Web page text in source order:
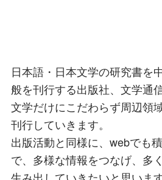
日本語・日本文学の研究書を
般を刊行する出版社、文学通
文学だけにこだわらず周辺領
刊行していきます。
出版活動と同様に、webでも
で、多様な情報をつなげ、多